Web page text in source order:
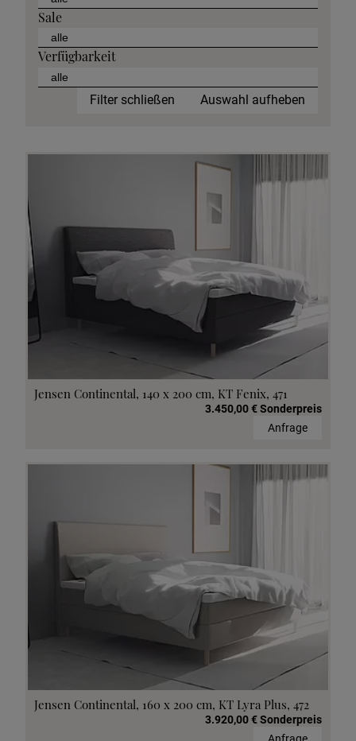
Sale
Verfügbarkeit
Filter schließen Auswahl aufheben
Jensen Continental, 140 x 200 cm, KT Fenix, 471
3.450,00 € Sonderpreis
Anfrage
Jensen Continental, 160 x 200 cm, KT Lyra Plus, 472
3.920,00 € Sonderpreis
Anfrage